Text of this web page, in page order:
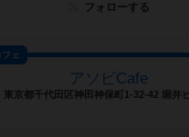
フォローする
ェ
アソビCafe
東京都千代田区神田神保町1-32-42 堀井